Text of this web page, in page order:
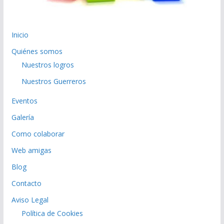
Inicio
Quiénes somos
Nuestros logros
Nuestros Guerreros
Eventos
Galería
Como colaborar
Web amigas
Blog
Contacto
Aviso Legal
Política de Cookies